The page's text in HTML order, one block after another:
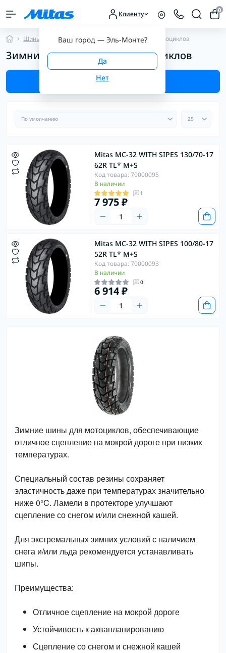
Клиенту
Ваш город — Эль-Монте?
0
Шины для мотоциклов Зимние шины для мотоциклов
Зимние шины Mitas для мотоциклов
Фильтр
Mitas MC-32 WITH SIPES 130/70-17
62R TL* M+S
Код товара: 70000095
В наличии
1
7 975 ₽
Mitas MC-32 WITH SIPES 100/80-17
52R TL* M+S
Код товара: 70000093
В наличии
0
6 914 ₽
Зимние шины для мотоциклов, обеспечивающие
отличное сцепление на мокрой дороге при низких
температурах.
Специальный состав резины сохраняет
эластичность даже при температурах значительно
ниже 0°C. Ламели в протекторе улучшают
сцепление со снегом и/или снежной кашей.
Для экстремальных зимних условий с наличием
снега и/или льда рекомендуется устанавливать
шипы.
Преимущества:
Отличное сцепление на мокрой дороге
Устойчивость к аквапланированию
Сцепление со снегом и снежной кашей